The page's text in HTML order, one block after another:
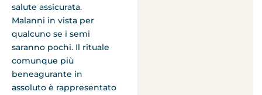
salute assicurata.
Malanni in vista per
qualcuno se i semi
saranno pochi. Il rituale
comunque più
beneagurante in
assoluto è rappresentato